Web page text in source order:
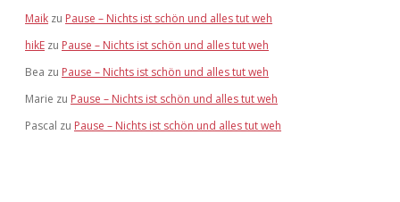
Maik zu Pause – Nichts ist schön und alles tut weh
hikE zu Pause – Nichts ist schön und alles tut weh
Bea zu Pause – Nichts ist schön und alles tut weh
Marie zu Pause – Nichts ist schön und alles tut weh
Pascal zu Pause – Nichts ist schön und alles tut weh